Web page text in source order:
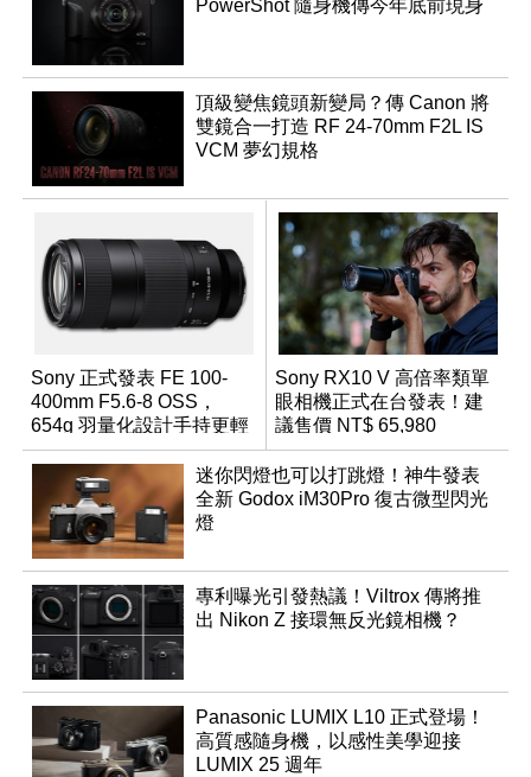
PowerShot 隨身機傳今年底前現身
頂級變焦鏡頭新變局？傳 Canon 將
雙鏡合一打造 RF 24-70mm F2L IS
VCM 夢幻規格
Sony 正式發表 FE 100-
400mm F5.6-8 OSS，
654g 羽量化設計手持更輕
鬆
Sony RX10 V 高倍率類單
眼相機正式在台發表！建
議售價 NT$ 65,980
迷你閃燈也可以打跳燈！神牛發表
全新 Godox iM30Pro 復古微型閃光
燈
專利曝光引發熱議！Viltrox 傳將推
出 Nikon Z 接環無反光鏡相機？
Panasonic LUMIX L10 正式登場！
高質感隨身機，以感性美學迎接
LUMIX 25 週年